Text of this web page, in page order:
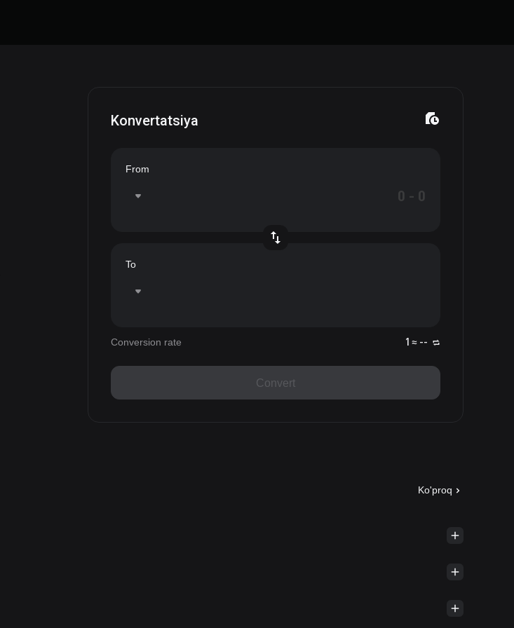
Konvertatsiya
From
To
Conversion rate 1 ≈ --
Convert
Ko'proq